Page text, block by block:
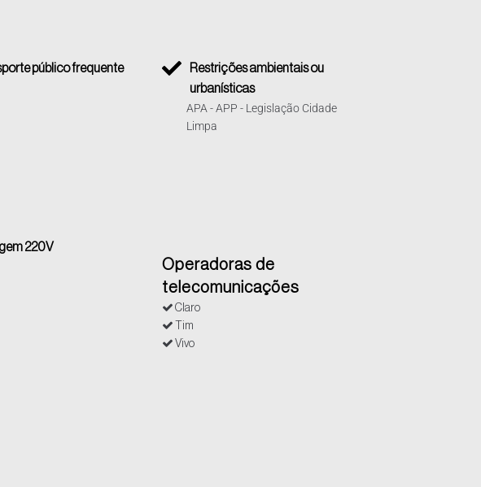
público frequente
Restrições ambientais ou
urbanísticas
APA - APP - Legislação Cidade
Limpa
220V
Operadoras de
telecomunicações
Claro
Tim
Vivo